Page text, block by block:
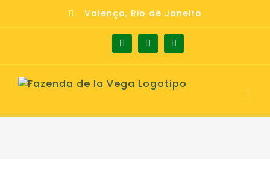
Valença, Rio de Janeiro
FacebookInstagram